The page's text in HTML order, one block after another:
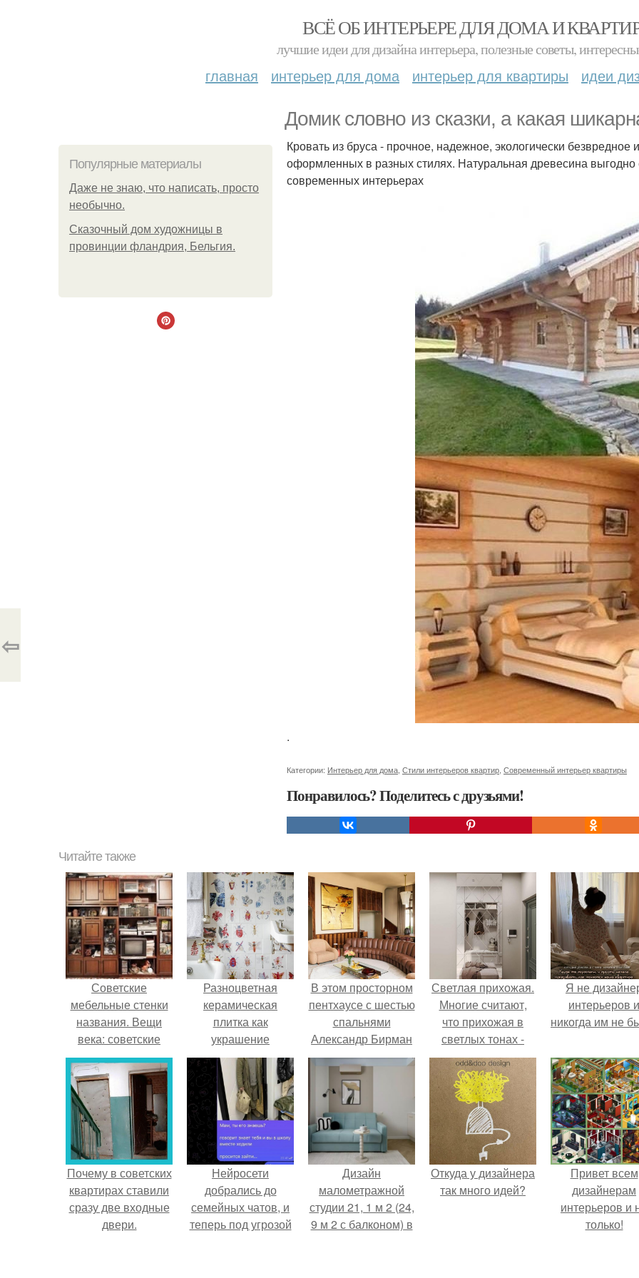
ВСЁ ОБ ИНТЕРЬЕРЕ ДЛЯ ДОМА И
лучшие идеи для дизайна интерьера, полезные советы,
главная интерьер для дома интерьер для квартиры идеи
Домик словно из сказки, а какая
Популярные материалы
Даже не знаю, что написать, просто
необычно.
Сказочный дом художницы в
провинции фландрия, Бельгия.
Кровать из бруса - прочное, надежное, экологически
оформленных в разных стилях. Натуральная древесина выгодно
современных интерьерах
.
Категории: Интерьер для дома Стили интерьеров квартир Современный интерьер квартиры
Понравилось? Поделитесь с друзьями!
⇦
Читайте также
Советские
мебельные стенки
названия. Вещи
века: советские
стенки 80-х.
Разноцветная
керамическая
плитка как
украшение
интерьера.
В этом просторном
пентхаусе с шестью
спальнями
Александр Бирман
живет со своей
семьей.
Светлая прихожая.
Многие считают,
что прихожая в
светлых тонах -
решение не
практичное.
Я не
интерьеров и
никогда им не
Почему в советских
квартирах ставили
сразу две входные
двери.
Нейросети
добрались до
семейных чатов, и
теперь под угрозой
Дизайн
малометражной
студии 21, 1 м 2 (24,
9 м 2 с балконом) в
Откуда у дизайнера
так много идей?
Привет всем
дизайнерам
интерьеров и
только!